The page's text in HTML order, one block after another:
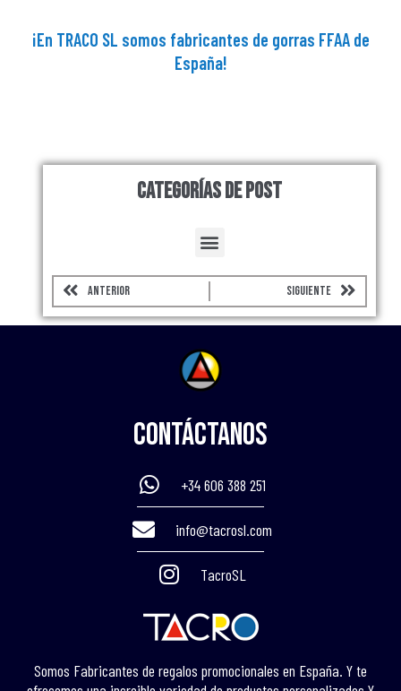
¡En TRACO SL somos fabricantes de gorras FFAA de
España!
Categorías de Post
Menu
Prev
ANTERIOR SIGUIENTE Next
Contáctanos
+34 606 388 251
info@tacrosl.com
TacroSL
Somos Fabricantes de regalos promocionales en España. Y te